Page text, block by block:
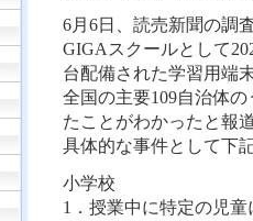
6月6日、読売新聞の調
GIGAスクールとして
台配備された学習用端
全国の主要109自治体
たことがわかったと報
具体的な事件として下
小学校
1．授業中に特定の児